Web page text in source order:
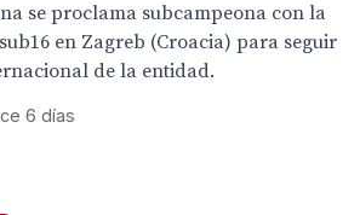
se proclama subcampeona con la
en Zagreb (Croacia) para seguir
de la entidad.
6 días